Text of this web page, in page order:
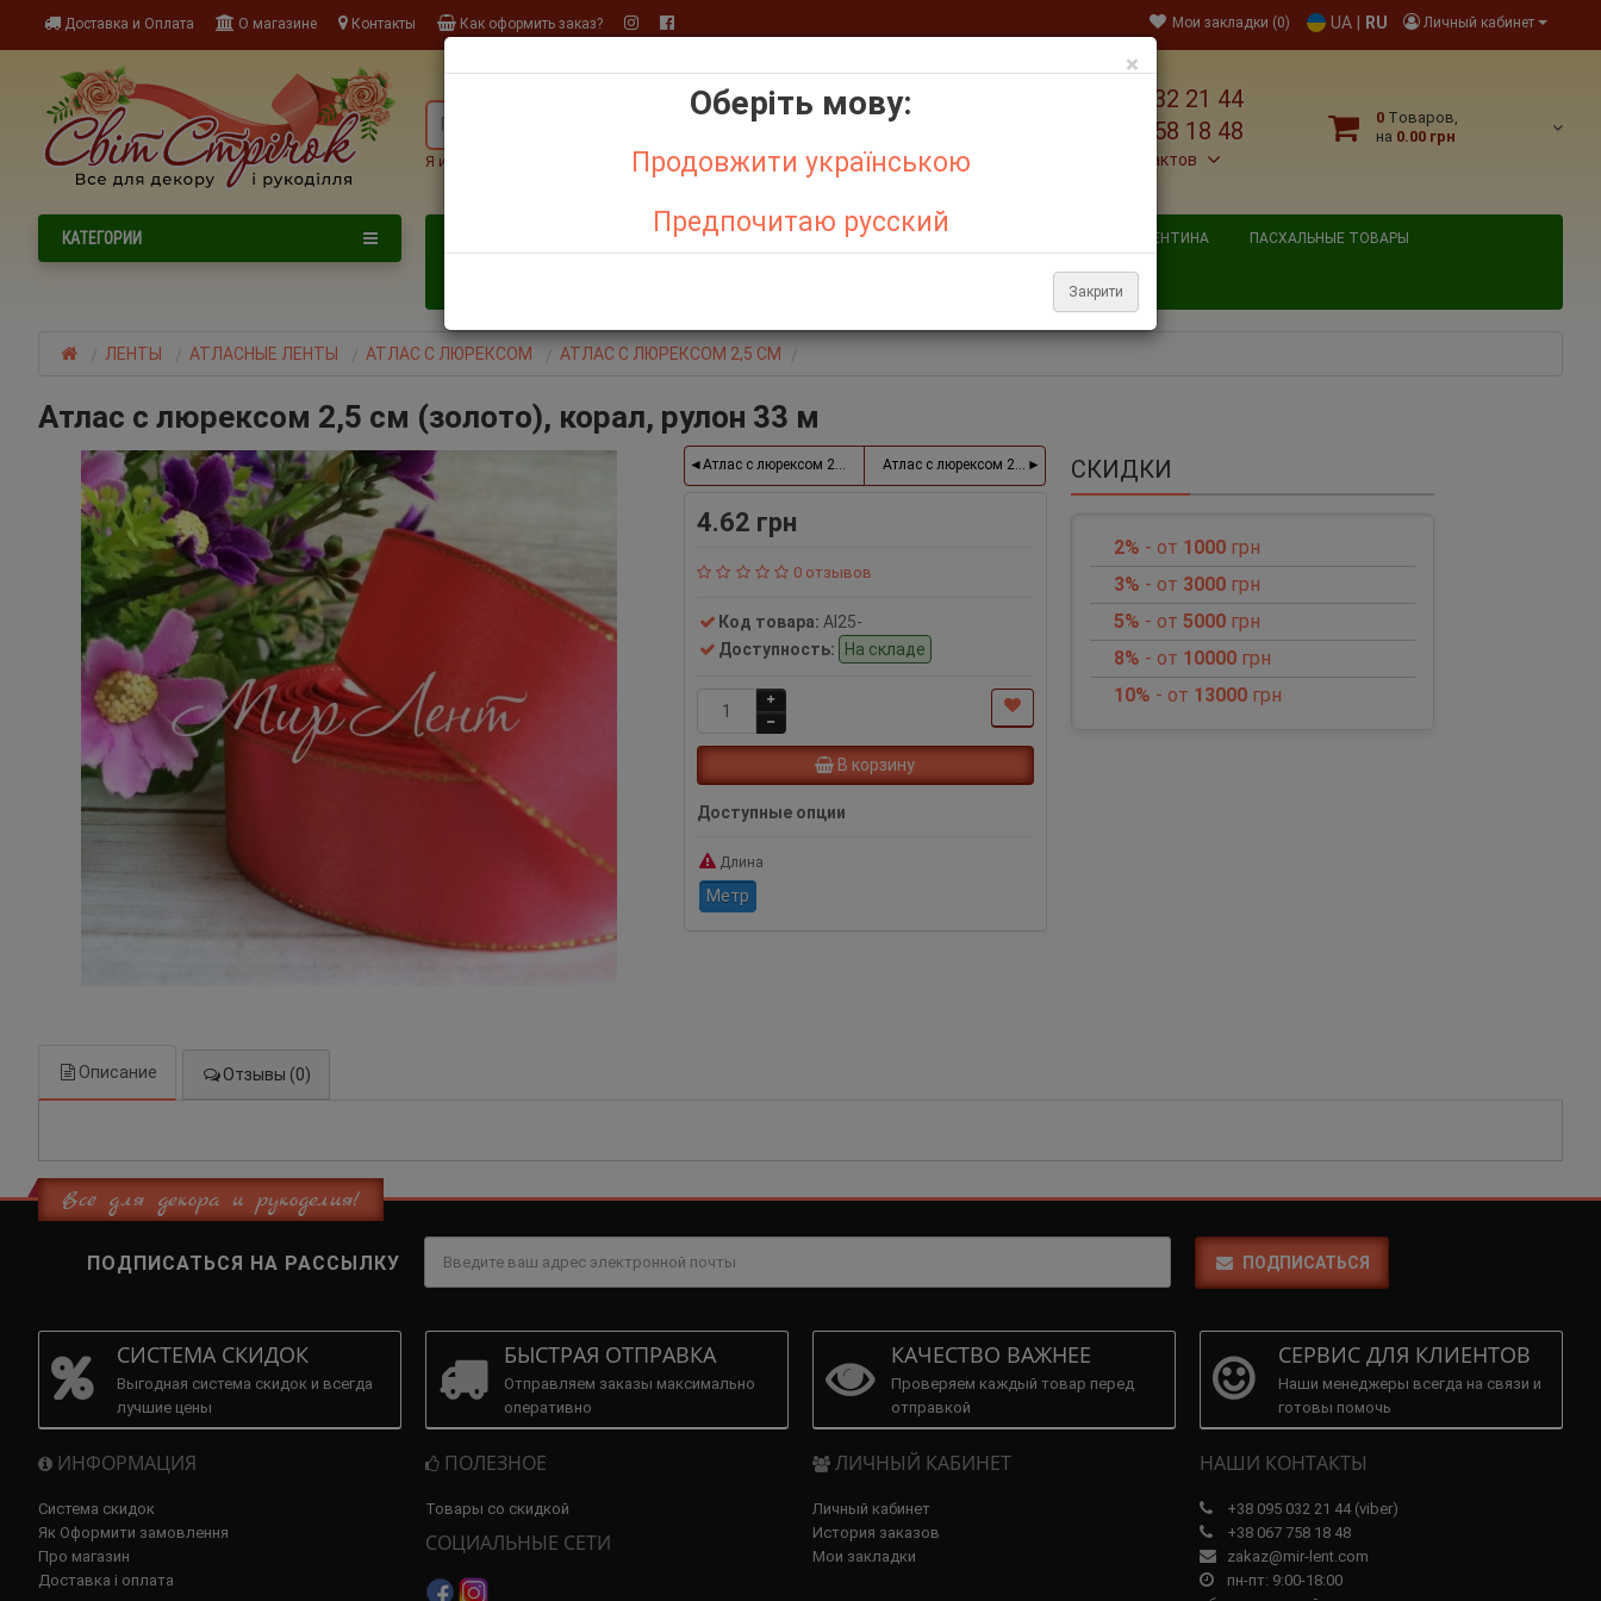
Доставка и Оплата О магазине Контакты Как оформить заказ? Личный кабинет
UA RU
Мои закладки (0)
+38 095 032 21 44
+38 067 758 18 48
Больше контактов
0 Tоваров,
на 0.00 грн
Я ищу, например,
ОТЗЫВЫ О МАГАЗИНЕ СИСТЕМА СКИДОК ДЕНЬ СВЯТОГО ВАЛЕНТИНА ПАСХАЛЬНЫЕ ТОВАРЫ
КАТЕГОРИИ
ЛЕНТЫ АТЛАСНЫЕ ЛЕНТЫ АТЛАС С ЛЮРЕКСОМ АТЛАС С ЛЮРЕКСОМ 2,5 СМ
Атлас с люрексом 2,5 см (золото), корал, рулон 33 м
×
Оберіть мову:
Продовжити українською
Предпочитаю русский
Закрити
Атлас с люрексом 2,5 см (золото), светло-зеленый, рулон 33 м
4.62 грн
0 отзывов
Код товара: Al25-
Доступность:
На складе
В корзину
Доступные опции
Длина
Метр
СКИДКИ
2% - от 1000грн
3% - от 3000грн
5% - от 5000грн
8% - от 10000 грн
10% - от 13000грн
Описание Отзывы (0)
Всё для декора и рукоделия!
ПОДПИСАТЬСЯ НА РАССЫЛКУ ПОДПИСАТЬСЯ
СИСТЕМА СКИДОК
Выгодная система скидок и всегда
лучшие цены
БЫСТРАЯ ОТПРАВКА
Отправляем заказы максимально
оперативно
КАЧЕСТВО ВАЖНЕЕ
Проверяем каждый товар перед
отправкой
СЕРВИС ДЛЯ КЛИЕНТОВ
Наши менеджеры всегда на связи и
готовы помочь
ИНФОРМАЦИЯ
Система скидок
Як Оформити замовлення
Про магазин
Доставка і оплата
ПОЛЕЗНОЕ
Товары со скидкой
СОЦИАЛЬНЫЕ СЕТИ
ЛИЧНЫЙ КАБИНЕТ
Личный кабинет
История заказов
Мои закладки
НАШИ КОНТАКТЫ
+38 095 032 21 44 (viber)
+38 067 758 18 48
zakaz@mir-lent.com
пн-пт: 9:00-18:00